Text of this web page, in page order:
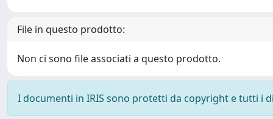
File in questo prodotto:
Non ci sono file associati a questo prodotto.
I documenti in IRIS sono protetti da copyright e tutti i